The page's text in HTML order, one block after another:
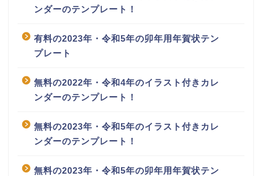
ンダーのテンプレート！
有料の2023年・令和5年の卯年用年賀状テン
プレート
無料の2022年・令和4年のイラスト付きカレ
ンダーのテンプレート！
無料の2023年・令和5年のイラスト付きカレ
ンダーのテンプレート！
無料の2023年・令和5年の卯年用年賀状テン